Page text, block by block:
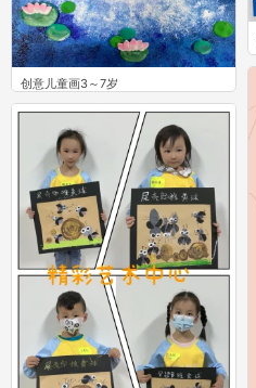
创意儿童画3～7岁
0